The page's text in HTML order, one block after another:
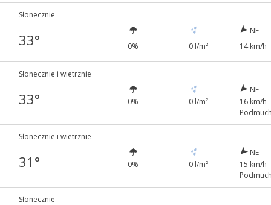
Słonecznie
33° 0% 0 l/m²
NE
14 km/h
Słonecznie i wietrznie
33° 0% 0 l/m²
NE
16 km/h
Słonecznie i wietrznie
31° 0% 0 l/m²
NE
15 km/h
Słonecznie